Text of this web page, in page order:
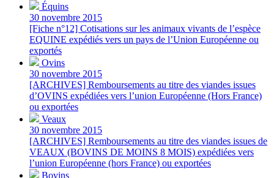
Équins
30 novembre 2015
[Fiche n°12] Cotisations sur les animaux vivants de l’espèce
EQUINE expédiés vers un pays de l’Union Européenne ou
exportés
Ovins
30 novembre 2015
[ARCHIVES] Remboursements au titre des viandes issues
d’OVINS expédiées vers l’union Européenne (Hors France)
ou exportées
Veaux
30 novembre 2015
[ARCHIVES] Remboursements au titre des viandes issues de
VEAUX (BOVINS DE MOINS 8 MOIS) expédiées vers
l’union Européenne (hors France) ou exportées
Bovins